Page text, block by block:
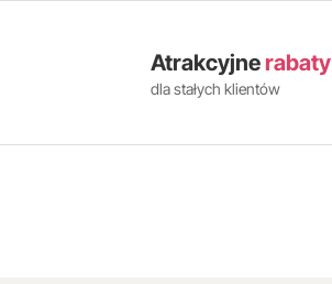
Atrakcyjne rabaty
dla stałych klientów